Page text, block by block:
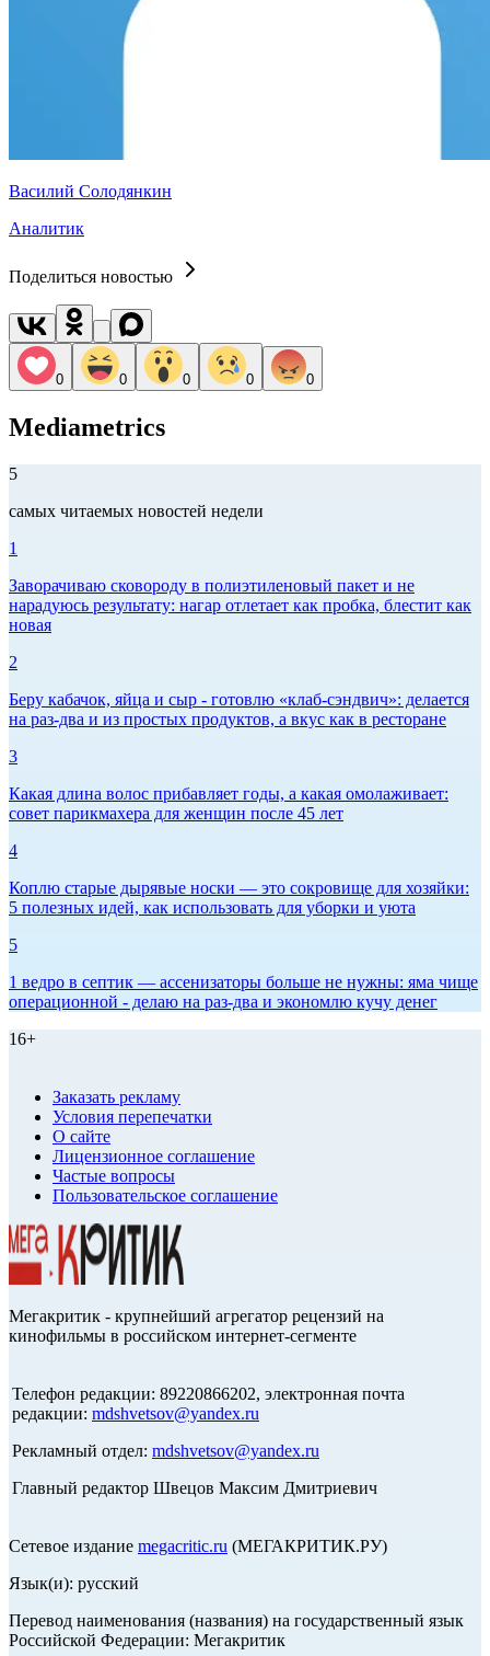
Василий Солодянкин
Аналитик
Поделиться новостью
0 0 0 0 0
Mediametrics
5
самых читаемых новостей недели
1
Заворачиваю сковороду в полиэтиленовый пакет и не
нарадуюсь результату: нагар отлетает как пробка, блестит как
новая
2
Беру кабачок, яйца и сыр - готовлю «клаб-сэндвич»: делается
на раз-два и из простых продуктов, а вкус как в ресторане
3
Какая длина волос прибавляет годы, а какая омолаживает:
совет парикмахера для женщин после 45 лет
4
Коплю старые дырявые носки — это сокровище для хозяйки:
5 полезных идей, как использовать для уборки и уюта
5
1 ведро в септик — ассенизаторы больше не нужны: яма чище
операционной - делаю на раз-два и экономлю кучу денег
16+
Заказать рекламу
Условия перепечатки
О сайте
Лицензионное соглашение
Частые вопросы
Пользовательское соглашение
Мегакритик - крупнейший агрегатор рецензий на
кинофильмы в российском интернет-сегменте
Телефон редакции: 89220866202, электронная почта
редакции: mdshvetsov@yandex.ru
Рекламный отдел: mdshvetsov@yandex.ru
Главный редактор Швецов Максим Дмитриевич
Сетевое издание megacritic.ru (МЕГАКРИТИК.РУ)
Язык(и): русский
Перевод наименования (названия) на государственный язык
Российской Федерации: Мегакритик